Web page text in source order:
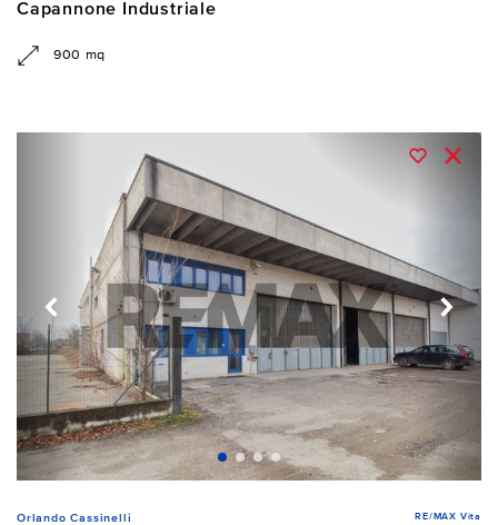
Capannone Industriale
900 mq
Orlando Cassinelli RE/MAX Vita